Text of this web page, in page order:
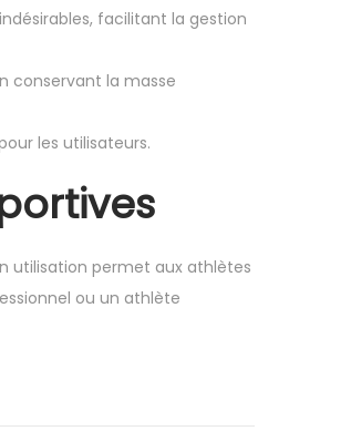
facilitant la gestion
conservant la masse
les utilisateurs.
utilisation permet aux athlètes
ou un athlète